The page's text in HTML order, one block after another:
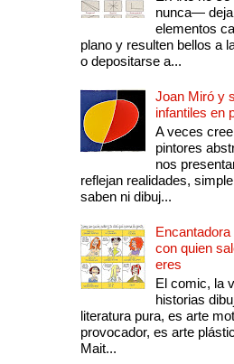
nunca—
elementos
plano y resulten bellos a
o depositarse a...
Joan Miró y
infantiles en
A veces
pintores
nos
reflejan realidades,
saben ni dibuj...
con quien
eres
El comic, la
historias
literatura pura, es arte
provocador, es arte
Mait...